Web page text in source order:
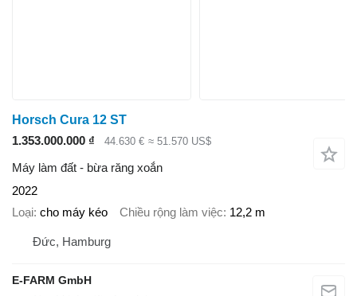
Horsch Cura 12 ST
1.353.000.000 ₫
44.630 € ≈ 51.570 US$
Máy làm đất - bừa răng xoắn
2022
Loại cho máy kéo Chiều rộng làm việc 12,2 m
Đức, Hamburg
E-FARM GmbH